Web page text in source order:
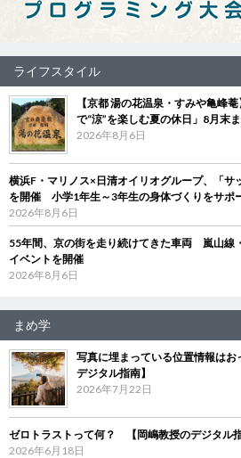
ライフスタイル
【京都 湯の花温泉・すみや亀峰
で“涼”を楽しむ夏の休日」8月末
2026年8月6日
横浜F・マリノス×日清オイリオグループ、「サ
を開催 小学1年生～3年生の身体づくりをサポ
2026年8月6日
55年間、京の街を走り続けてきた車両 嵐山線
イベントを開催
2026年8月6日
まめ学
写真に埋まっている位置情報は
デジタル指南】
2026年7月22日
ゼロトラストって何？ 【岡嶋教授のデジタル指
2026年6月18日